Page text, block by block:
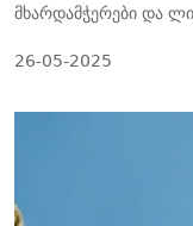
მხარდამჭერები და
26-05-2025